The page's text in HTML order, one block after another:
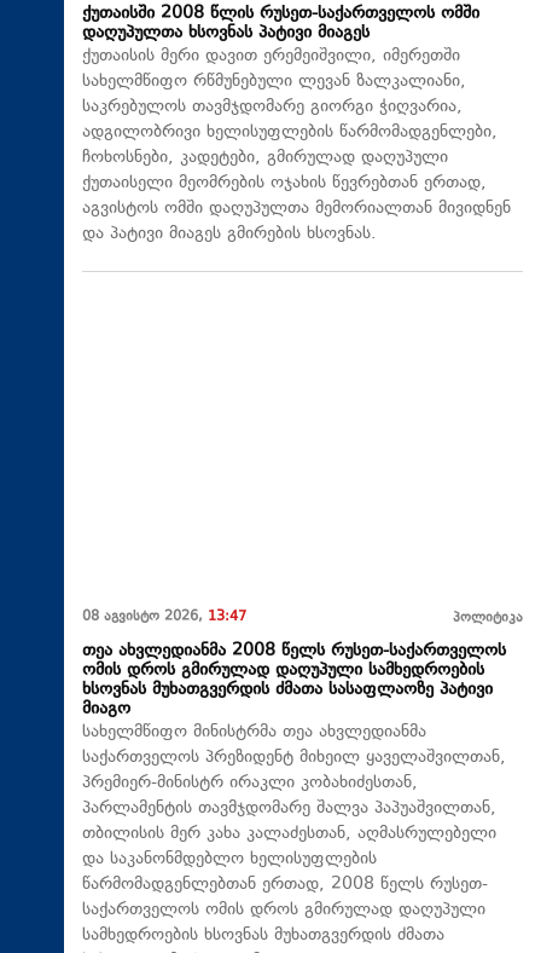
ქუთაისში 2008 წლის რუსეთ-საქართველოს ომში
დაღუპულთა ხსოვნას პატივი მიაგეს
ქუთაისის მერი დავით ერემეიშვილი, იმერეთში
სახელმწიფო რწმუნებული ლევან ზალკალიანი,
საკრებულოს თავმჯდომარე გიორგი ჭიღვარია,
ადგილობრივი ხელისუფლების წარმომადგენლები,
ჩოხოსნები, კადეტები, გმირულად დაღუპული
ქუთაისელი მეომრების ოჯახის წევრებთან ერთად,
აგვისტოს ომში დაღუპულთა მემორიალთან მივიდნენ
და პატივი მიაგეს გმირების ხსოვნას.
08 აგვისტო 2026, 13:47 პოლიტიკა
თეა ახვლედიანმა 2008 წელს რუსეთ-საქართველოს
ომის დროს გმირულად დაღუპული სამხედროების
ხსოვნას მუხათგვერდის ძმათა სასაფლაოზე პატივი
მიაგო
სახელმწიფო მინისტრმა თეა ახვლედიანმა
საქართველოს პრეზიდენტ მიხეილ ყაველაშვილთან,
პრემიერ-მინისტრ ირაკლი კობახიძესთან,
პარლამენტის თავმჯდომარე შალვა პაპუაშვილთან,
თბილისის მერ კახა კალაძესთან, აღმასრულებელი
და საკანონმდებლო ხელისუფლების
წარმომადგენლებთან ერთად, 2008 წელს რუსეთ-
საქართველოს ომის დროს გმირულად დაღუპული
სამხედროების ხსოვნას მუხათგვერდის ძმათა